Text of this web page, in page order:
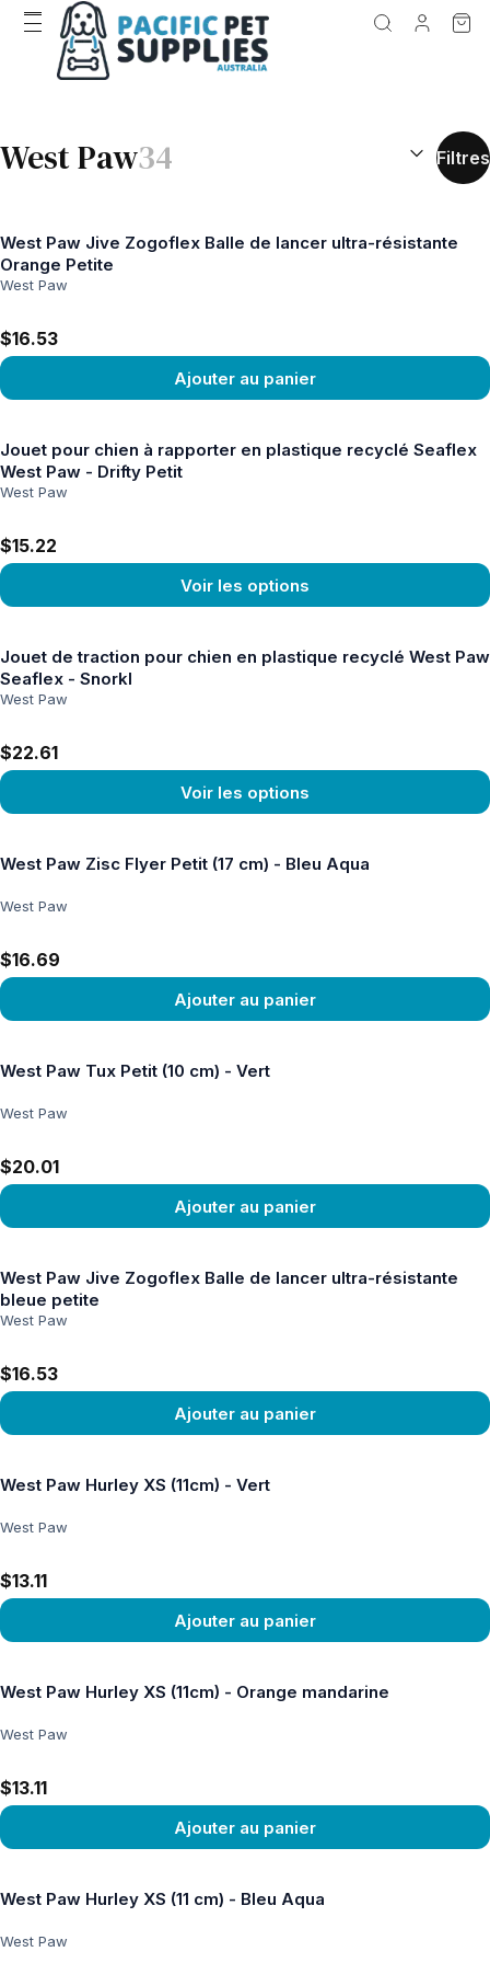
West Paw34 RÉSULTATS
Filtres
West Paw Jive Zogoflex Balle de lancer ultra-résistante
Orange Petite
West Paw
$16.53
Ajouter au panier
Jouet pour chien à rapporter en plastique recyclé Seaflex
West Paw - Drifty Petit
West Paw
$15.22
Voir les options
Jouet de traction pour chien en plastique recyclé West Paw
Seaflex - Snorkl
West Paw
$22.61
Voir les options
West Paw Zisc Flyer Petit (17 cm) - Bleu Aqua
West Paw
$16.69
Ajouter au panier
West Paw Tux Petit (10 cm) - Vert
West Paw
$20.01
Ajouter au panier
West Paw Jive Zogoflex Balle de lancer ultra-résistante
bleue petite
West Paw
$16.53
Ajouter au panier
West Paw Hurley XS (11cm) - Vert
West Paw
$13.11
Ajouter au panier
West Paw Hurley XS (11cm) - Orange mandarine
West Paw
$13.11
Ajouter au panier
West Paw Hurley XS (11 cm) - Bleu Aqua
West Paw